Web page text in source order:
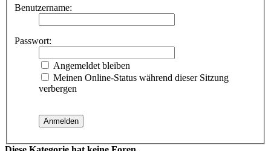
Benutzername:
Passwort:
Angemeldet bleiben
Meinen Online-Status während dieser Sitzung
verbergen